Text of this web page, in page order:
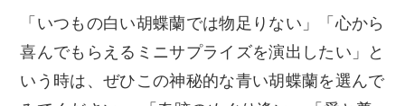
「いつもの白い胡蝶蘭では物足りない」「心から
喜んでもらえるミニサプライズを演出したい」と
いう時は、ぜひこの神秘的な青い胡蝶蘭を選んで